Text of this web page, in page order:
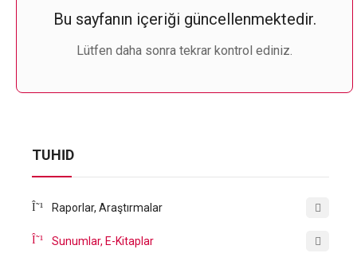
TÜHİD
Raporlar, Araştırmalar
Sunumlar, E-Kitaplar
Bu sayfanın içeriği güncellenmektedir.
Lütfen daha sonra tekrar kontrol ediniz.